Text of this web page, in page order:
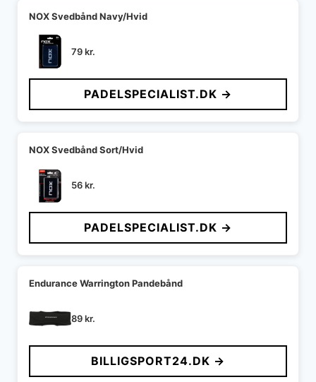
NOX Svedbånd Navy/Hvid
79kr.
PADELSPECIALIST.DK →
NOX Svedbånd Sort/Hvid
56kr.
PADELSPECIALIST.DK →
Endurance Warrington Pandebånd
89kr.
BILLIGSPORT24.DK →